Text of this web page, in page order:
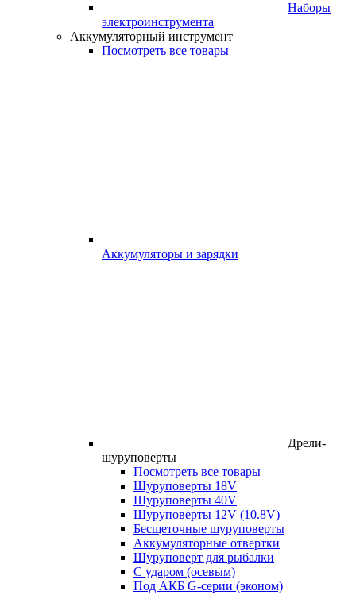
Наборы
электроинструмента
Аккумуляторный инструмент
Посмотреть все товары
Аккумуляторы и зарядки
Дрели-
шуруповерты
Посмотреть все товары
Шуруповерты 18V
Шуруповерты 40V
Шуруповерты 12V (10.8V)
Бесщеточные шуруповерты
Аккумуляторные отвертки
Шуруповерт для рыбалки
С ударом (осевым)
Под АКБ G-серии (эконом)